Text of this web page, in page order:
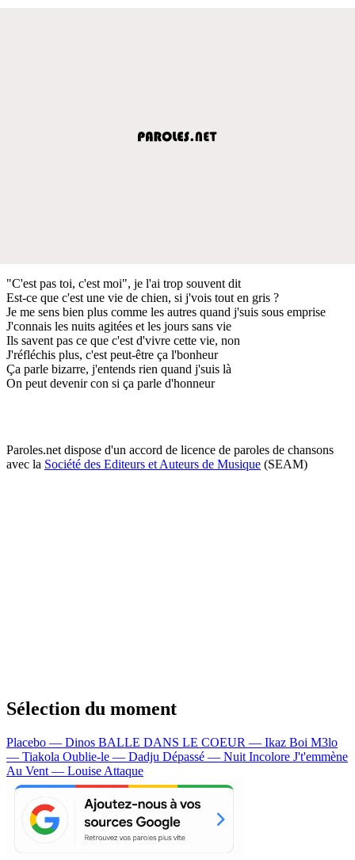
"C'est pas toi, c'est moi", je l'ai trop souvent dit
Est-ce que c'est une vie de chien, si j'vois tout en gris ?
Je me sens bien plus comme les autres quand j'suis sous emprise
J'connais les nuits agitées et les jours sans vie
Ils savent pas ce que c'est d'vivre cette vie, non
J'réfléchis plus, c'est peut-être ça l'bonheur
Ça parle bizarre, j'entends rien quand j'suis là
On peut devenir con si ça parle d'honneur
Paroles.net dispose d'un accord de licence de paroles de chansons
avec la Société des Editeurs et Auteurs de Musique (SEAM)
Sélection du moment
Placebo — Dinos BALLE DANS LE COEUR — Ikaz Boi M3lo
— Tiakola Oublie-le — Dadju Dépassé — Nuit Incolore J't'emmène
Au Vent — Louise Attaque